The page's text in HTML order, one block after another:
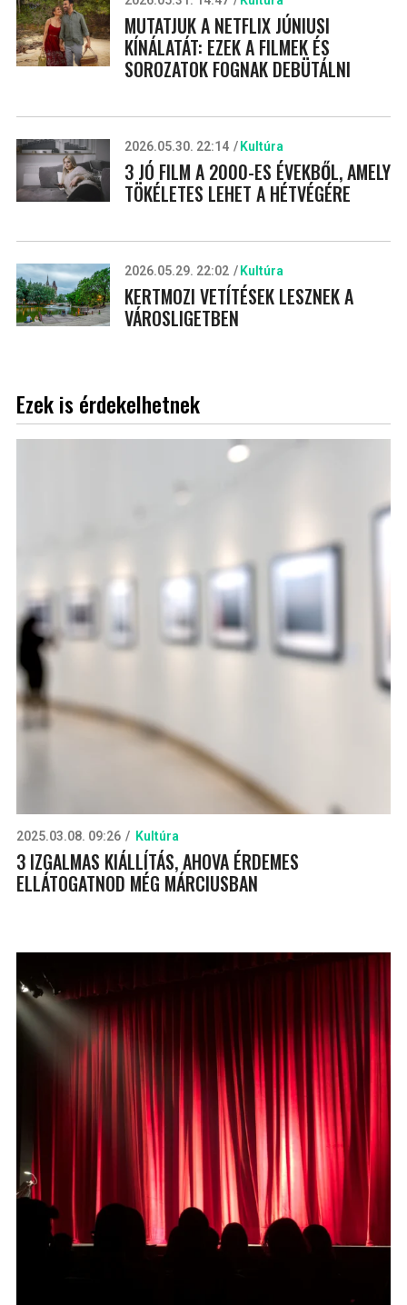
MUTATJUK A NETFLIX JÚNIUSI
KÍNÁLATÁT: EZEK A FILMEK ÉS
SOROZATOK FOGNAK DEBÜTÁLNI
2026.05.30. 22:14 Kultúra
3 JÓ FILM A 2000-ES ÉVEKBŐL, AMELY
TÖKÉLETES LEHET A HÉTVÉGÉRE
2026.05.29. 22:02 Kultúra
KERTMOZI VETÍTÉSEK LESZNEK A
VÁROSLIGETBEN
Ezek is érdekelhetnek
2025.03.08. 09:26 Kultúra
3 IZGALMAS KIÁLLÍTÁS, AHOVA ÉRDEMES
ELLÁTOGATNOD MÉG MÁRCIUSBAN